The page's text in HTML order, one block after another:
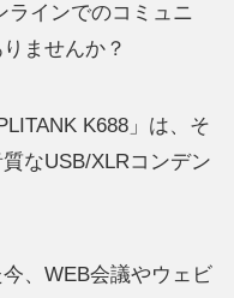
ラインでのコミュニ
ませんか？
K688」は、そ
なUSB/XLRコンデン
、WEB会議やウェビ